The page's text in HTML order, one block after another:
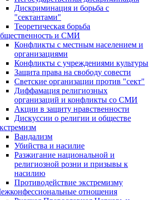
Дискриминация и борьба с
"сектантами"
Теоретическая борьба
и СМИ
Конфликты с местным населением и
организациями
Конфликты с учреждениями культуры
Защита права на свободу совести
Светские организации против "сект"
Диффамация религиозных
организаций и конфликты со СМИ
Акции в защиту нравственности
Дискуссии о религии и обществе
Вандализм
Убийства и насилие
Разжигание национальной и
религиозной розни и призывы к
насилию
Противодействие экстремизму
отношения